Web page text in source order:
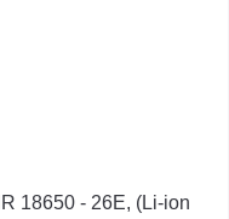
18650 - 26E, (Li-ion